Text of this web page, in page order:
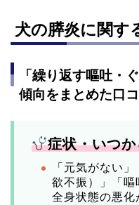
犬の膵炎に関す
「繰り返す嘔吐・
傾向をまとめた口
症状・いつ
「元気がない
欲不振）」「嘔
全身状態の悪化